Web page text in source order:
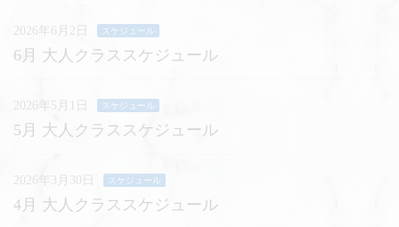
2026年6月2日 スケジュール
6月 大人クラススケジュール
2026年5月1日 スケジュール
5月 大人クラススケジュール
2026年3月30日 スケジュール
4月 大人クラススケジュール